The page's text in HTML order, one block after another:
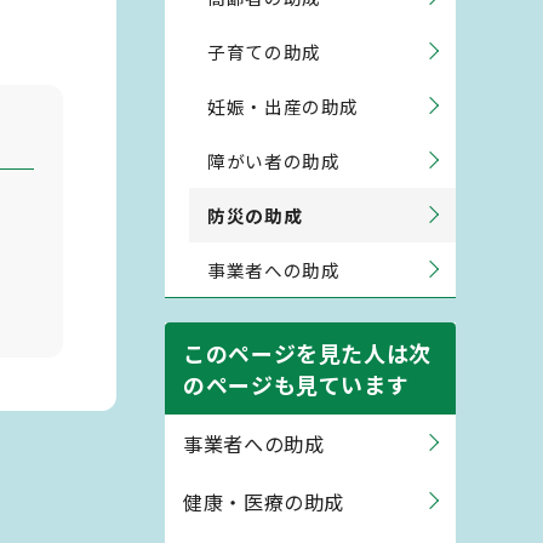
子育ての助成
妊娠・出産の助成
障がい者の助成
防災の助成
事業者への助成
このページを見た人は次
のページも見ています
事業者への助成
健康・医療の助成